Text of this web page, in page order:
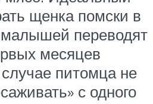
щенка помски в
малышей переводят
месяцев
питомца не
с одного